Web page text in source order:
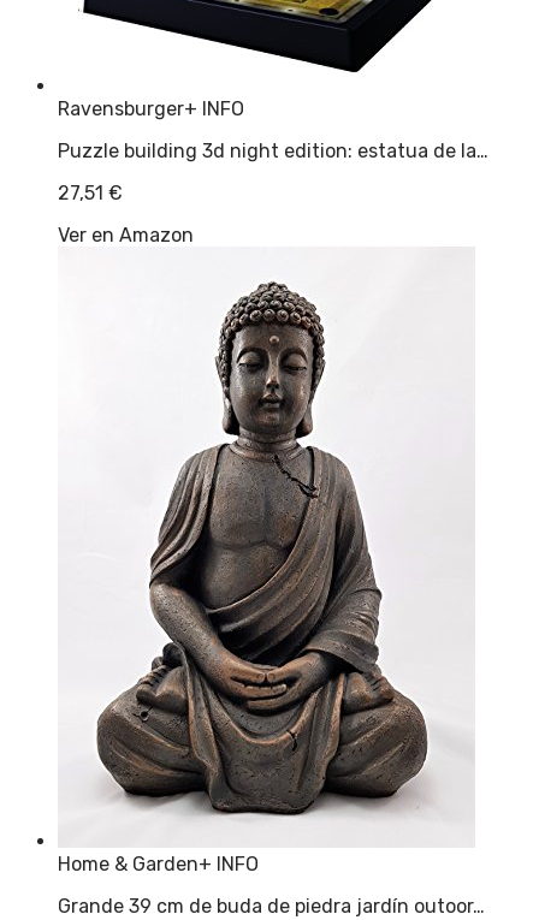
Ravensburger+ INFO
Puzzle building 3d night edition: estatua de la…
27,51 €
Ver en Amazon
Home & Garden+ INFO
Grande 39 cm de buda de piedra jardín outoor…